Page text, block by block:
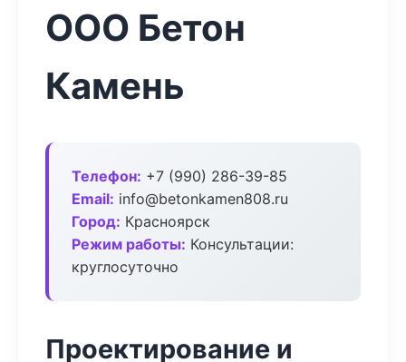
ООО Бетон
Камень
Телефон: +7 (990) 286-39-85
Email: info@betonkamen808.ru
Город: Красноярск
Режим работы: Консультации:
круглосуточно
Проектирование и